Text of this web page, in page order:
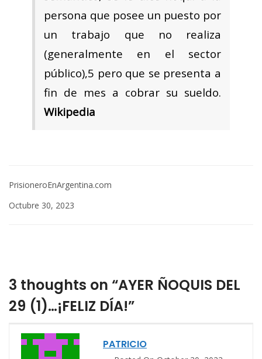
persona que posee un puesto por
un trabajo que no realiza
(generalmente en el sector
público),5​ pero que se presenta a
fin de mes a cobrar su sueldo.
Wikipedia
PrisioneroEnArgentina.com
Octubre 30, 2023
3 thoughts on “AYER ÑOQUIS DEL
29 (1)…¡FELIZ DÍA!”
PATRICIO